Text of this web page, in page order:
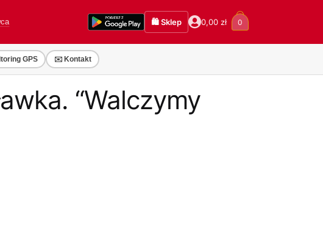
🛍️ Sklep 0,00 zł 0
GPS ✉️ Kontakt
“Walczymy